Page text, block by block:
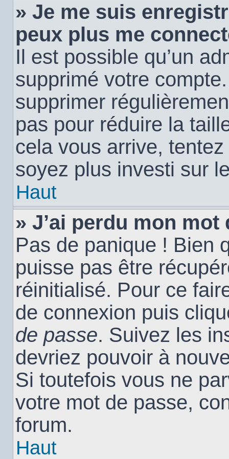
» Je me suis
peux plus me
Il est possible qu’un
supprimé votre
supprimer
pas pour réduire la
cela vous arrive,
soyez plus investi sur
Haut
» J’ai perdu mon mot
Pas de panique ! Bien
puisse pas être
réinitialisé. Pour ce
de connexion puis
de passe. Suivez les
devriez pouvoir à
Si toutefois vous ne
votre mot de passe,
forum.
Haut